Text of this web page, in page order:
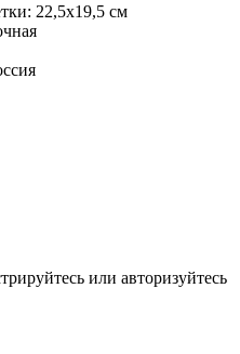
22,5x19,5 см
или авторизуйтесь